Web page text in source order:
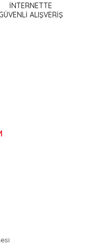
İNTERNETTE
ALIŞVERİŞ